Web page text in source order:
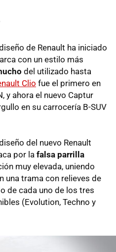
de Renault ha iniciado
con un estilo más
del utilizado hasta
Clio fue el primero en
y ahora el nuevo Captur
en su carrocería B-SUV
del nuevo Renault
por la falsa parrilla
muy elevada, uniendo
una trama con relieves de
de cada uno de los tres
(Evolution, Techno y